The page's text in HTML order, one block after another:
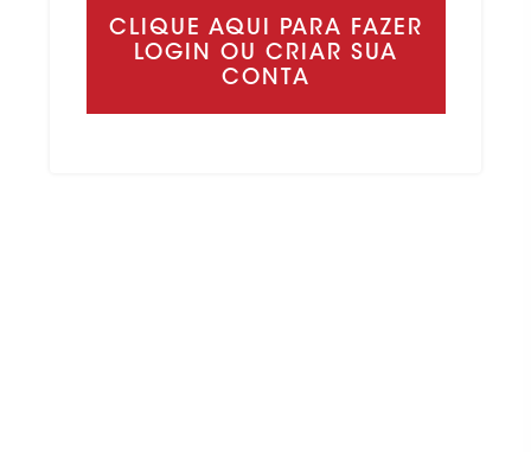
CLIQUE AQUI PARA FAZER
LOGIN OU CRIAR SUA
CONTA